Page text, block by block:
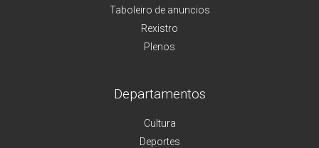
Taboleiro de anuncios
Rexistro
Plenos
Departamentos
Cultura
Deportes